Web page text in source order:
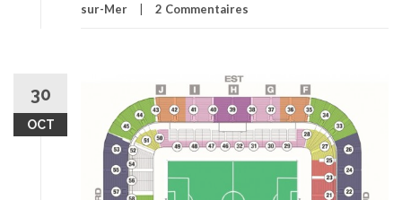
sur-Mer 2 Commentaires
30
OCT